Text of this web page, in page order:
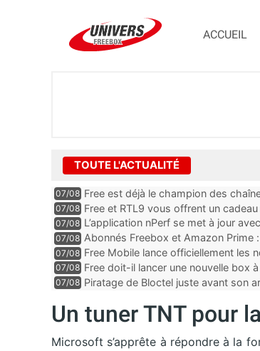
ACCUEIL
TOUTE L'ACTUALITÉ
07/08 Free est déjà le champion des
encore au moin...
07/08 Free et RTL9 vous offrent un
l’obtenir
07/08 L’application nPerf se met à jour
Mobile, Orange, SFR ...
07/08 Abonnés Freebox et Amazon Prime
07/08 Free Mobile lance officiellement les
des promos et des cadeaux
07/08 Free doit-il lancer une nouvelle box
07/08 Piratage de Bloctel juste avant son
Un tuner TNT pour
Microsoft s’apprête à répondre à la